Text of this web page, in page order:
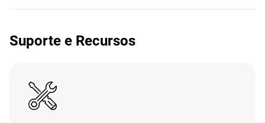
Suporte e Recursos